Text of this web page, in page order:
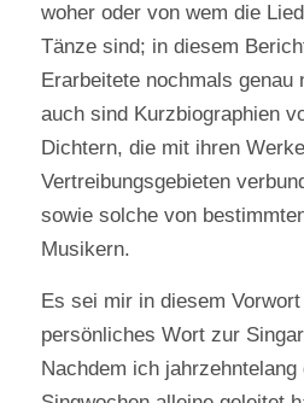
woher oder von wem die
Tänze sind; in diesem
Erarbeitete nochmals genau
auch sind Kurzbiographien
Dichtern, die mit ihren
Vertreibungsgebieten
sowie solche von
Musikern.
Es sei mir in diesem
persönliches Wort zur
Nachdem ich